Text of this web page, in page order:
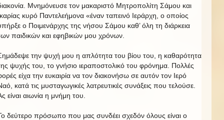
Μνημόνευσε τον μακαριστό Μητροπολίτη Σάμου και
κυρό Παντελεήμονα «έναν ταπεινό Ιεράρχη, ο οποίος
ο Ποιμενάρχης της νήσου Σάμου καθ’ όλη τη διάρκεια
παιδικών και εφηβικών μου χρόνων.
την ψυχή μου η απλότητα του βίου του, η καθαρότητα
ψυχής του, το γνήσιο ιεραποστολικό του φρόνημα. Πολλές
είχα την ευκαιρία να τον διακονήσω σε αυτόν τον Ιερό
κατά τις μυσταγωγικές λατρευτικές συνάξεις που τελούσε.
είναι αιωνία η μνήμη του.
δεύτερο πρόσωπο που μας συνδέει σχεδόν όλους είναι ο